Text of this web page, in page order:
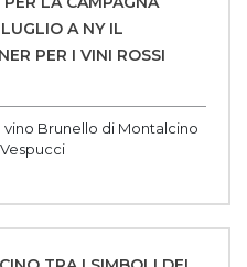
A NY IL
PER I VINI ROSSI
vino Brunello di Montalcino